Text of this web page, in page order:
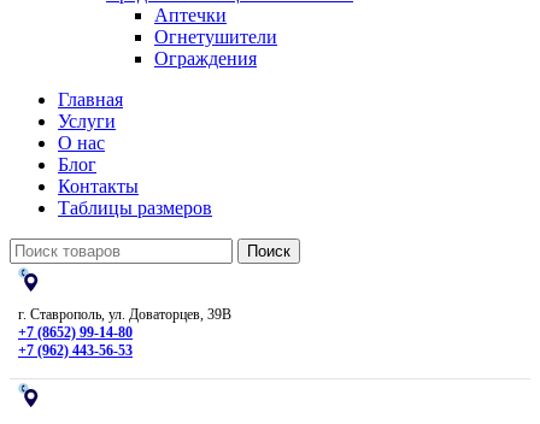
Аптечки
Огнетушители
Ограждения
Главная
Услуги
О нас
Блог
Контакты
Таблицы размеров
Поиск
г. Ставрополь, ул. Доваторцев, 39В
+7 (8652) 99-14-80
+7 (962) 443-56-53